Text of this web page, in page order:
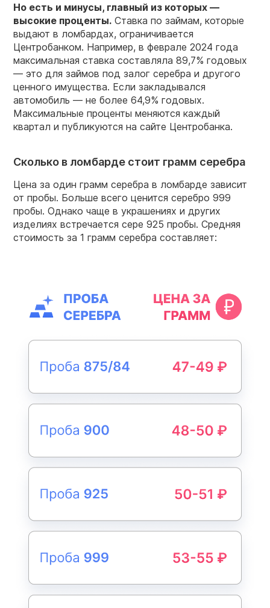
Но есть и минусы, главный из которых —
высокие проценты. Ставка по займам, которые
выдают в ломбардах, ограничивается
Центробанком. Например, в феврале 2024 года
максимальная ставка составляла 89,7% годовых
— это для займов под залог серебра и другого
ценного имущества. Если закладывался
автомобиль — не более 64,9% годовых.
Максимальные проценты меняются каждый
квартал и публикуются на сайте Центробанка.
Сколько в ломбарде стоит грамм серебра
Цена за один грамм серебра в ломбарде зависит
от пробы. Больше всего ценится серебро 999
пробы. Однако чаще в украшениях и других
изделиях встречается сере 925 пробы. Средняя
стоимость за 1 грамм серебра составляет: